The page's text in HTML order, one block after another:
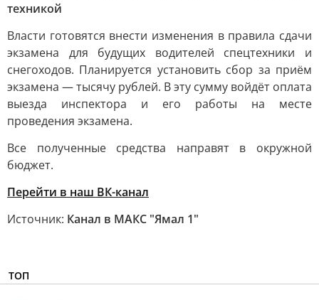
техникой
Власти готовятся внести изменения в правила сдачи
экзамена для будущих водителей спецтехники и
снегоходов. Планируется установить сбор за приём
экзамена — тысячу рублей. В эту сумму войдёт оплата
выезда инспектора и его работы на месте
проведения экзамена.
Все полученные средства направят в окружной
бюджет.
Перейти в наш ВК-канал
Источник: Канал в МАКС "Ямал 1"
ТОП